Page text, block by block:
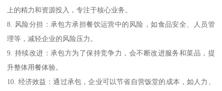
上的精力和资源投入，专注于核心业务。
8. 风险分担：承包方承担餐饮运营中的风险，如食品安全、人员管
理等，减轻企业的风险压力。
9. 持续改进：承包方为了保持竞争力，会不断改进服务和菜品，提
升整体用餐体验。
10. 经济效益：通过承包，企业可以节省自营饭堂的成本，如人力、